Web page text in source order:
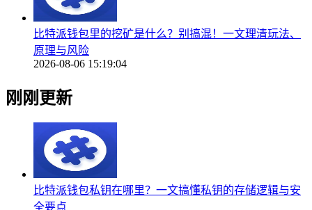
比特派钱包里的挖矿是什么？别搞混！一文理清玩法、
原理与风险
2026-08-06 15:19:04
刚刚更新
比特派钱包私钥在哪里？一文搞懂私钥的存储逻辑与安
全要点